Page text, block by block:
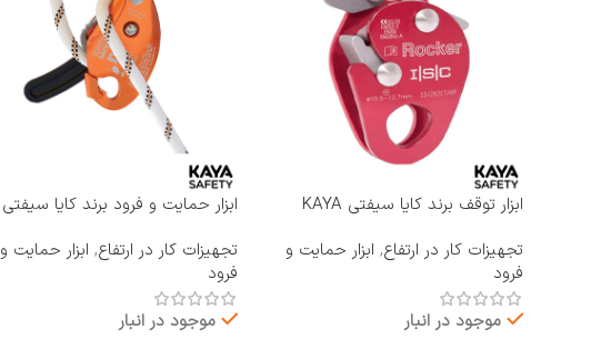
ابزار توقف برند کایا سیفتی KAYA
تجهیزات کار در ارتفاع, ابزار حمایت و
فرود
موجود در انبار
ابزار حمایت و فرود برند کایا سیفتی
تجهیزات کار در ارتفاع, ابزار حمایت و
فرود
موجود در انبار